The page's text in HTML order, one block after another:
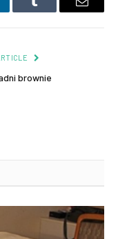
Tumblr Email
brownie